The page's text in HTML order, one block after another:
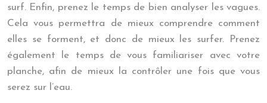
surf. Enfin, prenez le temps de bien analyser les vagues.
Cela vous permettra de mieux comprendre comment
elles se forment, et donc de mieux les surfer. Prenez
également le temps de vous familiariser avec votre
planche, afin de mieux la contrôler une fois que vous
serez sur l’eau.